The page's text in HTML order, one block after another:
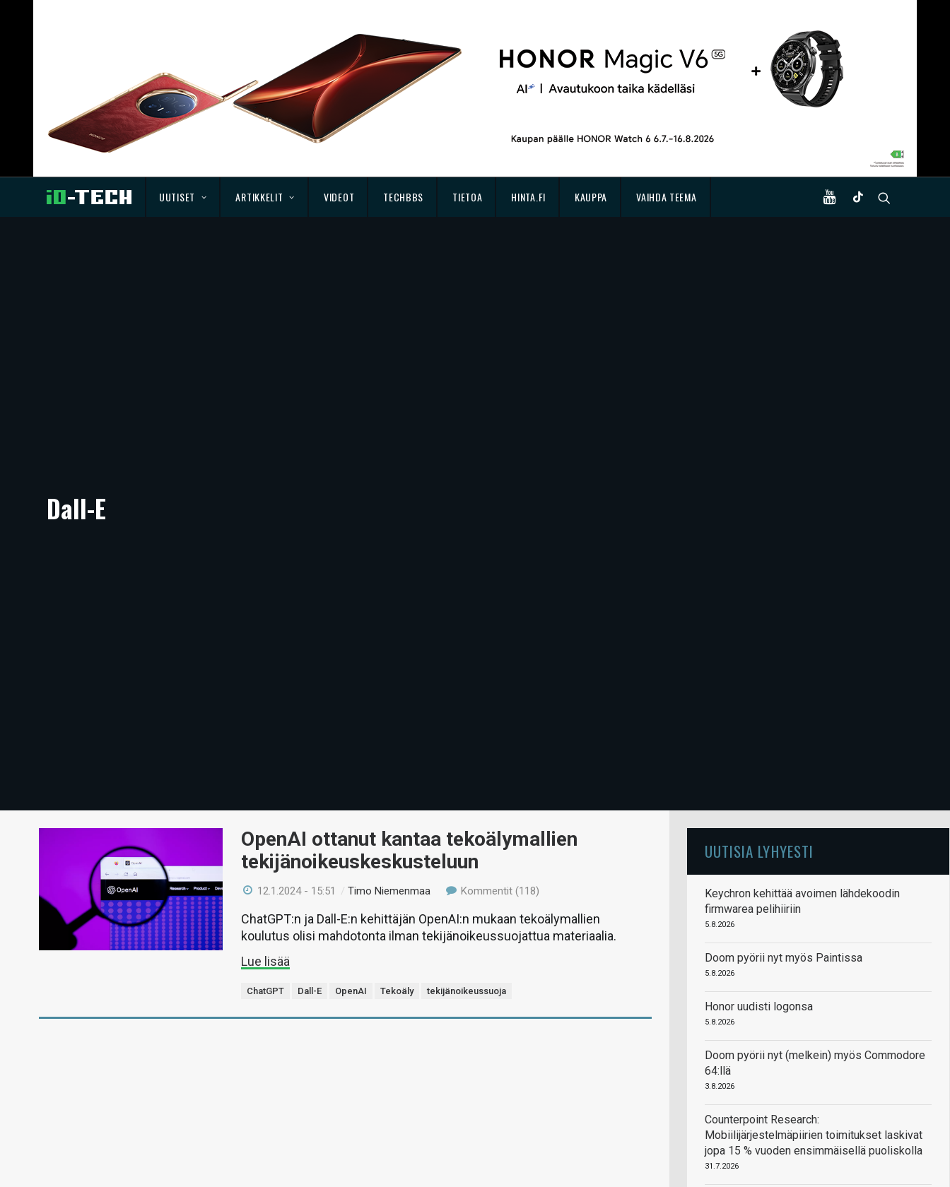
UUTISET ARTIKKELIT VIDEOT TECHBBS TIETOA HINTA.FI KAUPPA VAIHDA TEEMA
Dall-E
OpenAI ottanut kantaa tekoälymallien
tekijänoikeuskeskusteluun
12.1.2024 - 15:51 /Timo Niemenmaa Kommentit (118)
ChatGPT:n ja Dall-E:n kehittäjän OpenAI:n mukaan tekoälymallien
koulutus olisi mahdotonta ilman tekijänoikeussuojattua materiaalia.
Lue lisää
ChatGPT Dall-E OpenAI Tekoäly tekijänoikeussuoja
UUTISIA LYHYESTI
Keychron kehittää avoimen lähdekoodin
firmwarea pelihiiriin
5.8.2026
Doom pyörii nyt myös Paintissa
5.8.2026
Honor uudisti logonsa
5.8.2026
Doom pyörii nyt (melkein) myös Commodore
64:llä
3.8.2026
Counterpoint Research:
Mobiilijärjestelmäpiirien toimitukset laskivat
jopa 15 % vuoden ensimmäisellä puoliskolla
31.7.2026